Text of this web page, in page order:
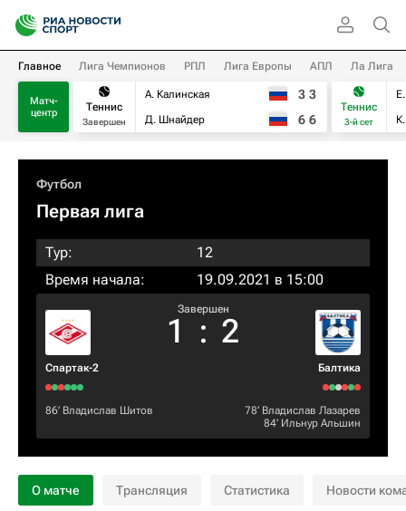
Главное Лига Чемпионов РПЛ Лига Европы АПЛ Ла Лига
Матч-
центр
Теннис
Завершен
А. Калинская
Д. Шнайдер
3 3
6 6
Теннис
3-й сет
Футбол
Первая лига
Тур:
12
Время начала:
19.09.2021 в 15:00
Спартак-2
Завершен
1 : 2
Балтика
86‎’‎ Владислав Шитов 78‎’‎ Владислав Лазарев
84‎’‎ Ильнур Альшин
О матче Трансляция Статистика Новости